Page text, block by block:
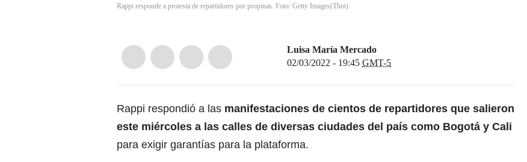
Rappi responde a protesta de repartidores por propinas. Foto: Getty Images(Thot)
Luisa María Mercado
02/03/2022 - 19:45 GMT-5
Rappi respondió a las manifestaciones de cientos de repartidores que salieron
este miércoles a las calles de diversas ciudades del país como Bogotá y Cali
para exigir garantías para la plataforma.